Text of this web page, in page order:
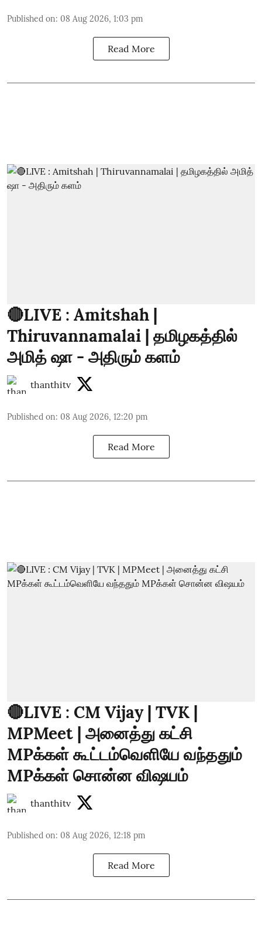
Published on: 08 Aug 2026, 1:03 pm
Read More
🔴LIVE : Amitshah |
Thiruvannamalai | தமிழகத்தில்
அமித் ஷா - அதிரும் களம்
thanthitv
Published on: 08 Aug 2026, 12:20 pm
Read More
🔴LIVE : CM Vijay | TVK |
MPMeet | அனைத்து கட்சி
MPக்கள் கூட்டம்வெளியே வந்ததும்
MPக்கள் சொன்ன விஷயம்
thanthitv
Published on: 08 Aug 2026, 12:18 pm
Read More